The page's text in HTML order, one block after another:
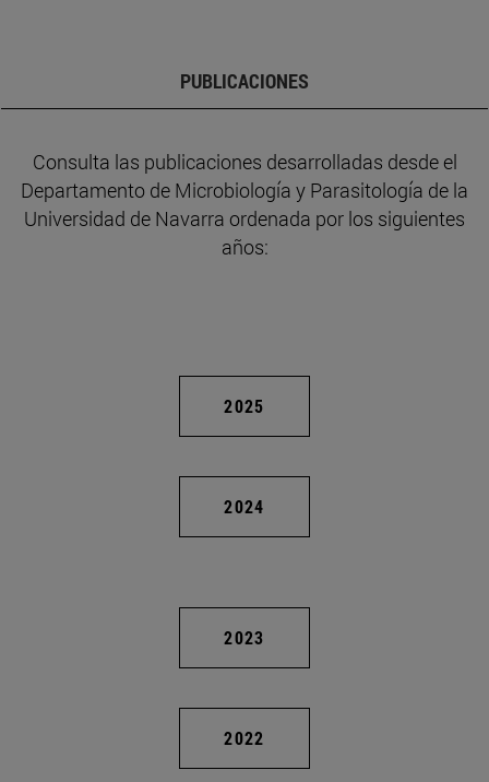
PUBLICACIONES
Consulta las publicaciones desarrolladas desde el
Departamento de Microbiología y Parasitología de la
Universidad de Navarra ordenada por los siguientes
años:
2025
2024
2023
2022